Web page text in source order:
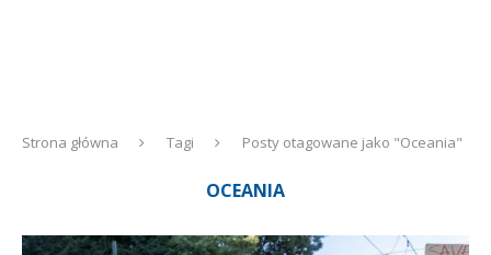
Strona główna Tagi Posty otagowane jako "Oceania"
OCEANIA